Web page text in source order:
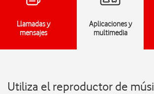
Llamadas y
mensajes
Aplicaciones y
multimedia
Utiliza el reproductor de